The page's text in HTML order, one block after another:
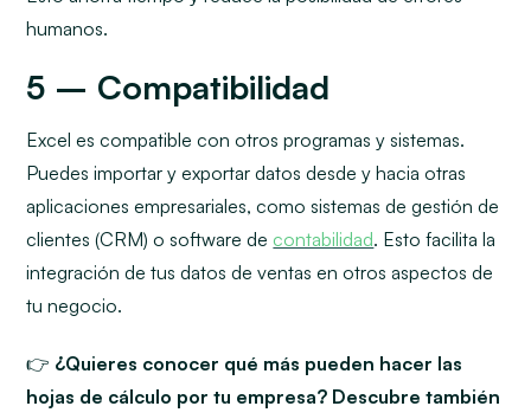
humanos.
5 – Compatibilidad
Excel es compatible con otros programas y sistemas.
Puedes importar y exportar datos desde y hacia otras
aplicaciones empresariales, como sistemas de gestión de
clientes (CRM) o software de contabilidad. Esto facilita la
integración de tus datos de ventas en otros aspectos de
tu negocio.
👉 ¿Quieres conocer qué más pueden hacer las
hojas de cálculo por tu empresa? Descubre también